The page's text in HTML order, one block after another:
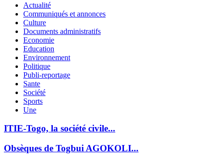
Actualité
Communiqués et annonces
Culture
Documents administratifs
Economie
Education
Environnement
Politique
Publi-reportage
Sante
Société
Sports
Une
ITIE-Togo, la société civile...
Obsèques de Togbui AGOKOLI...